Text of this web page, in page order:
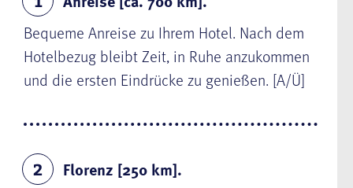
Bequeme Anreise zu Ihrem Hotel. Nach dem
Hotelbezug bleibt Zeit, in Ruhe anzukommen
und die ersten Eindrücke zu genießen. [A/Ü]
2
Florenz [250 km].